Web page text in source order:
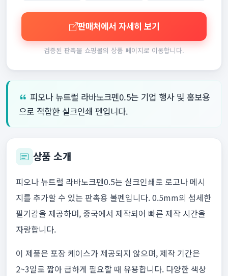
판매처에서 자세히 보기
검증된 판촉물 쇼핑몰의 상품 페이지로 이동합니다.
피오나 뉴트럴 라바노크펜0.5는 기업 행사 및 홍보용
으로 적합한 실크인쇄 펜입니다.
상품 소개
피오나 뉴트럴 라바노크펜0.5는 실크인쇄로 로고나 메시
지를 추가할 수 있는 판촉용 볼펜입니다. 0.5mm의 섬세한
필기감을 제공하며, 중국에서 제작되어 빠른 제작 시간을
자랑합니다.
이 제품은 포장 케이스가 제공되지 않으며, 제작 기간은
2~3일로 짧아 급하게 필요할 때 유용합니다. 다양한 색상